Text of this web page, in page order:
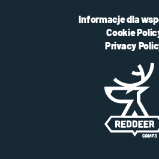
Informacje dla
Cookie
Privacy